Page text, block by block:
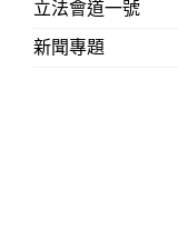
立法會道一號
新聞專題